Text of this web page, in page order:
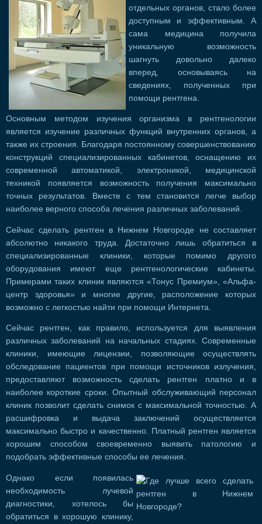
отдельных органов, стало более
доступным и эффективным. А
сама медицина получила
уникальную возможность
шагнуть довольно далеко
вперед, основываясь на
сведениях, полученных при
помощи рентгена.
Основным методом изучения организма в рентгенологии
является изучение различных функций внутренних органов, а
также их строения. Благодаря постоянному совершенствованию
конструкций специализированных кабинетов, оснащению их
современной автоматикой, электроникой, медицинской
техникой появляется возможность получения максимально
точных результатов. Вместе с тем становится легче выбор
наиболее верного способа лечения различных заболеваний.
Сейчас сделать рентген в Нижнем Новгороде не составляет
абсолютно никакого труда. Достаточно лишь обратиться в
специализированные клиники, которые помимо другого
оборудования имеют еще рентгенологические кабинеты.
Примерами таких клиник являются «Тонус Премиум», «Альфа-
центр здоровья» и многие другие, расположение которых
возможно с легкостью найти при помощи Интернета.
Сейчас рентген, как правило, используется для выявления
различных заболеваний на начальных стадиях. Современные
клиники, имеющие лицензии, позволяющие осуществлять
обследование пациентов при помощи источников излучения,
предоставляют возможность сделать рентген платно и в
наиболее короткие сроки. Опытный обслуживающий персонал
клиник позволит сделать снимок с максимальной точностью. А
расшифровка и выдача заключений осуществляется
максимально быстро и качественно. Платный рентген является
хорошим способом своевременно выявить патологию и
подобрать эффективные способы ее лечения.
​Однако если появилась
необходимость лучевой
диагностики, хотелось бы
обратиться в хорошую клинику,